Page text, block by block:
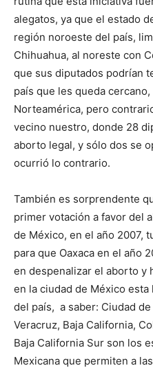
alegatos, ya que el estado
región noroeste del país,
Chihuahua, al noreste con
que sus diputados podrían
país que les queda
Norteamérica, pero
vecino nuestro, donde 28
aborto legal, y sólo dos se
ocurrió lo contrario.
También es sorprendente
primer votación a favor del
de México, en el año 2007,
para que Oaxaca en el año
en despenalizar el aborto y
en la ciudad de México
del país, a saber: Ciudad
Veracruz, Baja California,
Baja California Sur son los
Mexicana que permiten a